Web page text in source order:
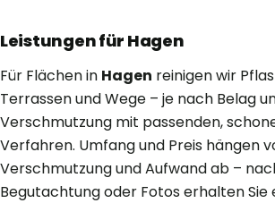
Leistungen für Hagen
Für Flächen in Hagen reinigen wir
Terrassen und Wege – je nach Belag
Verschmutzung mit passenden,
Verfahren. Umfang und Preis hängen
Verschmutzung und Aufwand ab –
Begutachtung oder Fotos erhalten Sie